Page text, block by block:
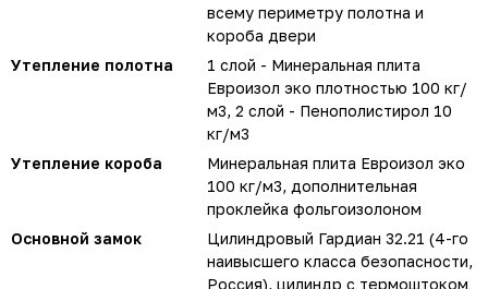
всему периметру полотна и
короба двери
Утепление полотна
1 слой - Минеральная плита
Евроизол эко плотностью 100 кг/
м3, 2 слой - Пенополистирол 10
кг/м3
Утепление короба
Минеральная плита Евроизол эко
100 кг/м3, дополнительная
проклейка фольгоизолоном
Основной замок
Цилиндровый Гардиан 32.21 (4-го
наивысшего класса безопасности,
Россия), цилиндр с термоштоком